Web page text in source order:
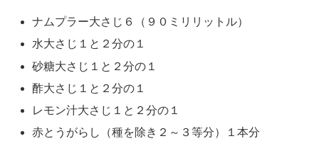
ナムプラー大さじ６（９０ミリリットル）
水大さじ１と２分の１
砂糖大さじ１と２分の１
酢大さじ１と２分の１
レモン汁大さじ１と２分の１
赤とうがらし（種を除き２～３等分）１本分